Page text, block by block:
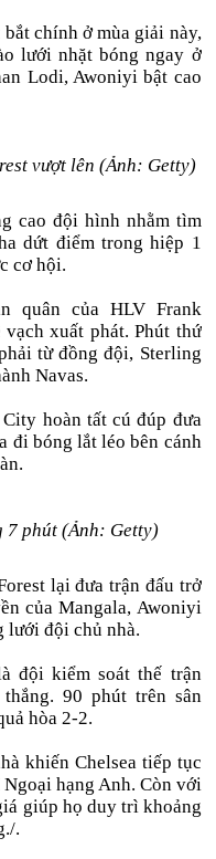
chính ở mùa giải này,
lưới nhặt bóng ngay ở
Lodi, Awoniyi bật cao
vượt lên (Ảnh: Getty)
cao đội hình nhằm tìm
dứt điểm trong hiệp 1
cơ hội.
quân của HLV Frank
xuất phát. Phút thứ
từ đồng đội, Sterling
Navas.
hoàn tất cú đúp đưa
đi bóng lắt léo bên cánh
phút (Ảnh: Getty)
lại đưa trận đấu trở
của Mangala, Awoniyi
lưới đội chủ nhà.
đội kiểm soát thế trận
90 phút trên sân
hòa 2-2.
khiến Chelsea tiếp tục
hạng Anh. Còn với
giúp họ duy trì khoảng
.